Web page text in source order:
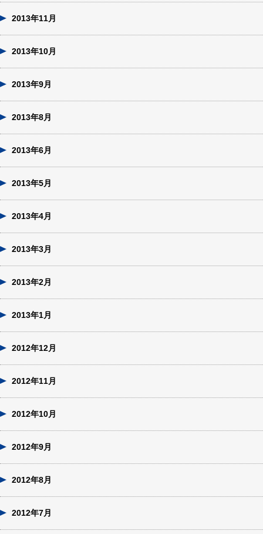
2013年11月
2013年10月
2013年9月
2013年8月
2013年6月
2013年5月
2013年4月
2013年3月
2013年2月
2013年1月
2012年12月
2012年11月
2012年10月
2012年9月
2012年8月
2012年7月